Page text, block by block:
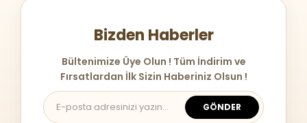
Bizden Haberler
Bültenimize Üye Olun ! Tüm İndirim ve
Fırsatlardan İlk Sizin Haberiniz Olsun !
GÖNDER